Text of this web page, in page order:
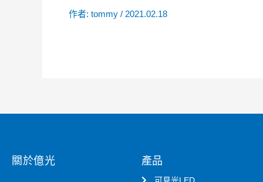
作者: tommy / 2021.02.18
關於億光 產品